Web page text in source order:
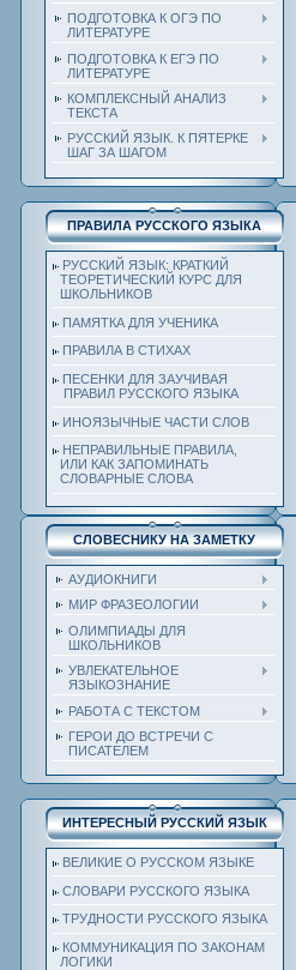
ПОДГОТОВКА К ОГЭ ПО
ЛИТЕРАТУРЕ
ПОДГОТОВКА К ЕГЭ ПО
ЛИТЕРАТУРЕ
КОМПЛЕКСНЫЙ АНАЛИЗ
ТЕКСТА
РУССКИЙ ЯЗЫК. К ПЯТЕРКЕ
ШАГ ЗА ШАГОМ
ПРАВИЛА РУССКОГО ЯЗЫКА
РУССКИЙ ЯЗЫК: КРАТКИЙ
ТЕОРЕТИЧЕСКИЙ КУРС ДЛЯ
ШКОЛЬНИКОВ
ПАМЯТКА ДЛЯ УЧЕНИКА
ПРАВИЛА В СТИХАХ
ПЕСЕНКИ ДЛЯ ЗАУЧИВАЯ
ПРАВИЛ РУССКОГО ЯЗЫКА
ИНОЯЗЫЧНЫЕ ЧАСТИ СЛОВ
НЕПРАВИЛЬНЫЕ ПРАВИЛА,
ИЛИ КАК ЗАПОМИНАТЬ
СЛОВАРНЫЕ СЛОВА
СЛОВЕСНИКУ НА ЗАМЕТКУ
АУДИОКНИГИ
МИР ФРАЗЕОЛОГИИ
ОЛИМПИАДЫ ДЛЯ
ШКОЛЬНИКОВ
УВЛЕКАТЕЛЬНОЕ
ЯЗЫКОЗНАНИЕ
РАБОТА С ТЕКСТОМ
ГЕРОИ ДО ВСТРЕЧИ С
ПИСАТЕЛЕМ
ИНТЕРЕСНЫЙ РУССКИЙ ЯЗЫК
ВЕЛИКИЕ О РУССКОМ ЯЗЫКЕ
СЛОВАРИ РУССКОГО ЯЗЫКА
ТРУДНОСТИ РУССКОГО ЯЗЫКА
КОММУНИКАЦИЯ ПО ЗАКОНАМ
ЛОГИКИ